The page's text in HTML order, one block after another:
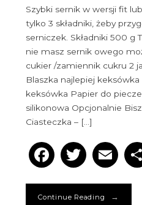
Szybki sernik w wersji fit
tylko 3 składniki, żeby
serniczek. Składniki 500 g
nie masz sernik owego
cukier /zamiennik cukru 2
Blaszka najlepiej
keksówka Papier do
silikonowa Opcjonalnie
Ciasteczka – […]
Continue Reading →